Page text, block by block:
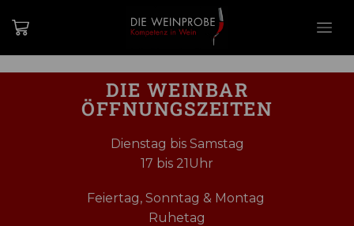
DIE WEINBAR
ÖFFNUNGSZEITEN
Dienstag bis Samstag
17 bis 21Uhr
Feiertag, Sonntag & Montag
Ruhetag